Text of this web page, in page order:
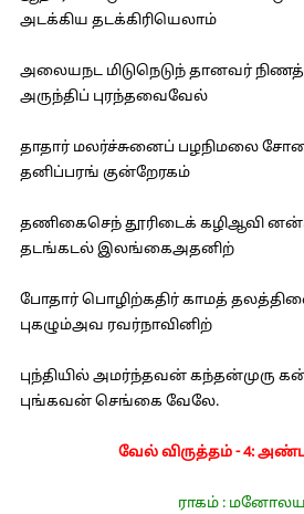
அடக்கிய தடக்கிரியெலாம்
அலையநட மிடுநெடுந் தானவர்
அருந்திப் புரந்தவைவேல்
தாதார் மலர்ச்சுனைப் பழநிமலை
தனிப்பரங் குன்றேரகம்
தணிகைசெந் தூரிடைக் கழிஆவி
தடங்கடல் இலங்கைஅதனிற்
போதார் பொழிற்கதிர் காமத்
புகழும்அவ ரவர்நாவினிற்
புந்தியில் அமர்ந்தவன் கந்தன்முரு
புங்கவன் செங்கை வேலே.
வேல் விருத்தம் - 4:
ராகம் :